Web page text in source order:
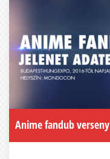
Anime fandub verseny